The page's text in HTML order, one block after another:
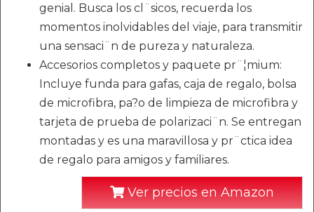
genial. Busca los cl¨sicos, recuerda los
momentos inolvidables del viaje, para transmitir
una sensaci¨n de pureza y naturaleza.
Accesorios completos y paquete pr¨¦mium:
Incluye funda para gafas, caja de regalo, bolsa
de microfibra, pa?o de limpieza de microfibra y
tarjeta de prueba de polarizaci¨n. Se entregan
montadas y es una maravillosa y pr¨ctica idea
de regalo para amigos y familiares.
Ver precios en Amazon